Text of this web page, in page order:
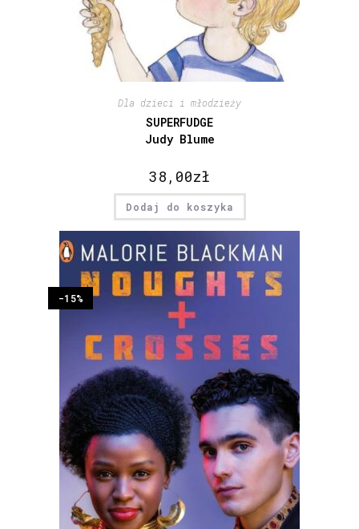
Dla dzieci i młodzieży
SUPERFUDGE
Judy Blume
38,00zł
Dodaj do koszyka
-15%